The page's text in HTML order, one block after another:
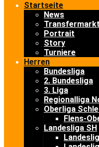
Startseite
News
Transfermarkt
Portrait
Story
Turniere
Herren
Bundesliga
2. Bundesliga
3. Liga
Regionalliga
Oberliga
Flens-
Landesliga SH